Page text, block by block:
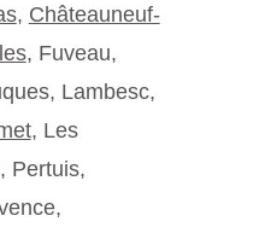
, Châteauneuf-
, Fuveau,
Lambesc,
, Les
Pertuis,